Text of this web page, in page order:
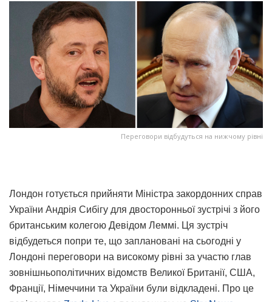
Переговори відбудуться на нижчому рівні
Лондон готується прийняти Міністра закордонних справ
України Андрія Сибігу для двосторонньої зустрічі з його
британським колегою Девідом Леммі. Ця зустріч
відбудеться попри те, що заплановані на сьогодні у
Лондоні переговори на високому рівні за участю глав
зовнішньополітичних відомств Великої Британії, США,
Франції, Німеччини та України були відкладені. Про це